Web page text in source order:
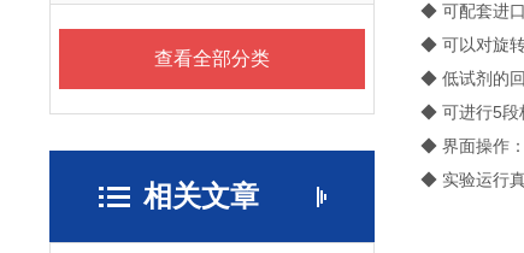
查看全部分类
相关文章
◆ 可配套进口
◆ 可以对旋转
◆ 低试剂的回
◆ 可进行5段
◆ 界面操作：
◆ 实验运行真